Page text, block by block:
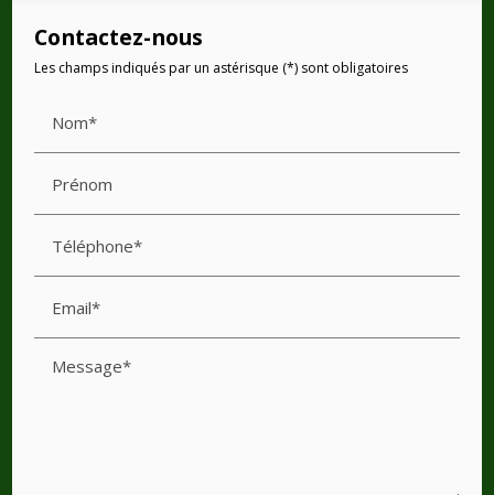
Contactez-nous
Les champs indiqués par un astérisque (*) sont obligatoires
Nom*
Prénom
Téléphone*
Email*
Message*